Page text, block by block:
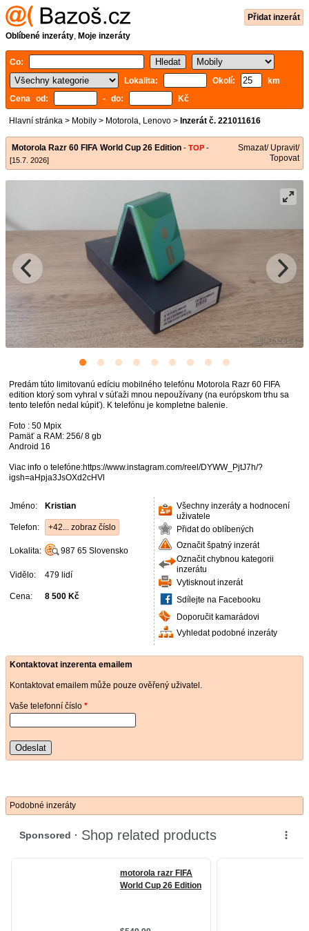
Přidat inzerát
Oblíbené inzeráty, Moje inzeráty
Co:
Lokalita:
Okolí:
km
Cena od:
- do: Kč
Hlavní stránka > Mobily > Motorola, Lenovo > Inzerát č. 221011616
Motorola Razr 60 FIFA World Cup 26 Edition - TOP -
[15.7. 2026]
Smazat/ Upravit/
Topovat
Predám túto limitovanú edíciu mobilného telefónu Motorola Razr 60 FIFA
edition ktorý som vyhral v súťaži mnou nepoužívany (na európskom trhu sa
tento telefón nedal kúpiť). K telefónu je kompletne balenie.
Foto : 50 Mpix
Pamäť a RAM: 256/ 8 gb
Android 16
Viac info o telefóne:https://www.instagram.com/reel/DYWW_PjtJ7h/?
igsh=aHpja3JsOXd2cHVl
Jméno: Kristian
Telefon: +42... zobraz číslo
Lokalita: 987 65 Slovensko
Vidělo: 479 lidí
Cena: 8 500 Kč
Všechny inzeráty a hodnocení
uživatele
Přidat do oblíbených
Označit špatný inzerát
Označit chybnou kategorii
inzerátu
Vytisknout inzerát
Sdílejte na Facebooku
Doporučit kamarádovi
Vyhledat podobné inzeráty
Kontaktovat inzerenta emailem
Kontaktovat emailem může pouze ověřený uživatel.
Vaše telefonní číslo *
Odeslat
Podobné inzeráty